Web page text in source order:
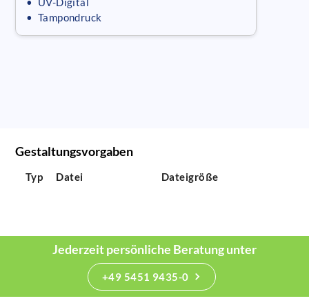
• Tampondruck
Gestaltungsvorgaben
Typ Datei Dateigröße
Jederzeit persönliche Beratung unter
+49 5451 9435-0